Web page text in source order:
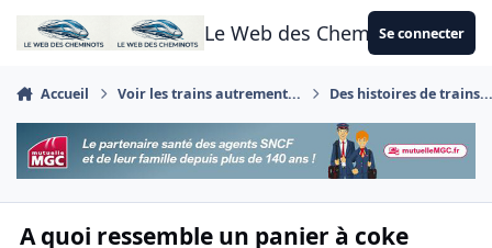
Aller au contenu
Le Web des CheminotsSe connecter
Accueil Voir les trains autrement... Des histoires de
A quoi ressemble un panier à coke